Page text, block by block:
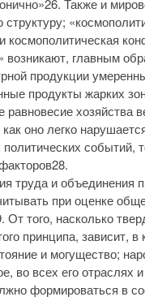
Также и
космополитическая
возникают, главным
продукции
продукты жарких
равновесие хозяйства
оно легко
событий,
труда и объединения
при оценке
От того, насколько
принципа, зависит, в
и могущество;
во всех его отраслях и
формироваться в